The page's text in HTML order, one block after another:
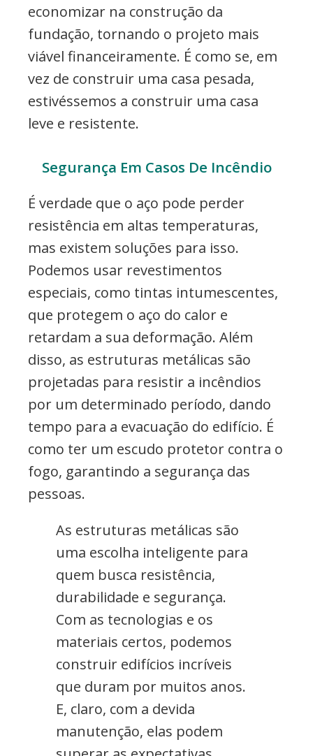
economizar na construção da
fundação, tornando o projeto mais
viável financeiramente. É como se, em
vez de construir uma casa pesada,
estivéssemos a construir uma casa
leve e resistente.
Segurança Em Casos De Incêndio
É verdade que o aço pode perder
resistência em altas temperaturas,
mas existem soluções para isso.
Podemos usar revestimentos
especiais, como tintas intumescentes,
que protegem o aço do calor e
retardam a sua deformação. Além
disso, as estruturas metálicas são
projetadas para resistir a incêndios
por um determinado período, dando
tempo para a evacuação do edifício. É
como ter um escudo protetor contra o
fogo, garantindo a segurança das
pessoas.
As estruturas metálicas são
uma escolha inteligente para
quem busca resistência,
durabilidade e segurança.
Com as tecnologias e os
materiais certos, podemos
construir edifícios incríveis
que duram por muitos anos.
E, claro, com a devida
manutenção, elas podem